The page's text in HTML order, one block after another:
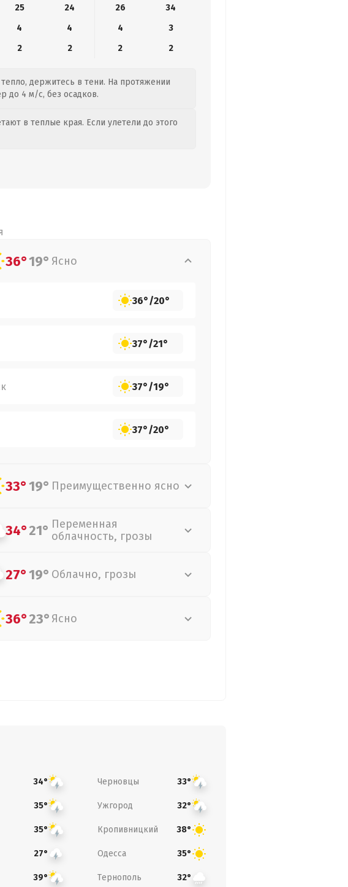
25 24 26
34
4 4 4
3
2 2 2 2
тепло, держитесь в тени. На протяжении
до 4 м/с, без осадков.
в теплые края. Если улетели до этого
36°19° Ясно
36°/20°
37°/21°
37°/19°
37°/20°
33°19° Преимущественно ясно
34°21° Переменная
облачность, грозы
27°19° Облачно, грозы
36°23° Ясно
34° Черновцы 33°
35° Ужгород 32°
35° Кропивницкий 38°
27° Одесса 35°
39° Тернополь 32°